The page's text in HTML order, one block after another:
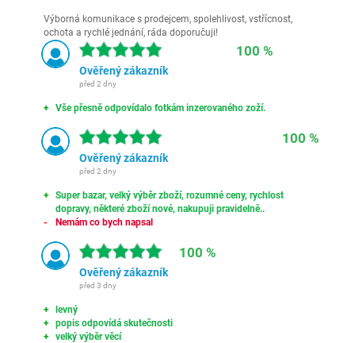
Výborná komunikace s prodejcem, spolehlivost, vstřícnost,
ochota a rychlé jednání, ráda doporučuji!
100 %
Ověřený zákazník
před 2 dny
Vše přesně odpovídalo fotkám inzerovaného zoží.
100 %
Ověřený zákazník
před 2 dny
Super bazar, velký výběr zboží, rozumné ceny, rychlost
dopravy, některé zboží nové, nakupuji pravidelně..
Nemám co bych napsal
100 %
Ověřený zákazník
před 3 dny
levný
popis odpovídá skutečnosti
velký výběr věcí